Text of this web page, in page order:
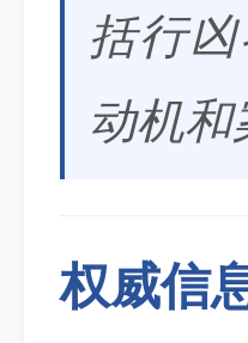
括行
动机
权威信